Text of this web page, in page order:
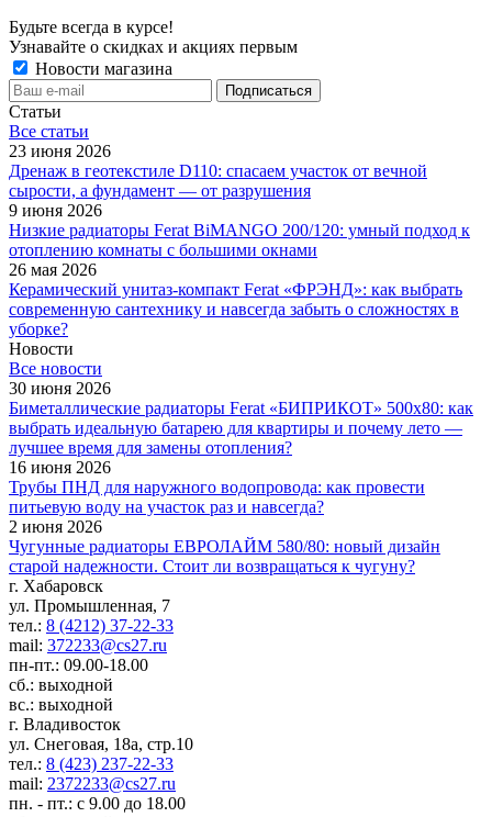
Будьте всегда в курсе!
Узнавайте о скидках и акциях первым
Новости магазина
Статьи
Все cтатьи
23 июня 2026
Дренаж в геотекстиле D110: спасаем участок от вечной
сырости, а фундамент — от разрушения
9 июня 2026
Низкие радиаторы Ferat BiMANGO 200/120: умный подход к
отоплению комнаты с большими окнами
26 мая 2026
Керамический унитаз-компакт Ferat «ФРЭНД»: как выбрать
современную сантехнику и навсегда забыть о сложностях в
уборке?
Новости
Все новости
30 июня 2026
Биметаллические радиаторы Ferat «БИПРИКОТ» 500x80: как
выбрать идеальную батарею для квартиры и почему лето —
лучшее время для замены отопления?
16 июня 2026
Трубы ПНД для наружного водопровода: как провести
питьевую воду на участок раз и навсегда?
2 июня 2026
Чугунные радиаторы ЕВРОЛАЙМ 580/80: новый дизайн
старой надежности. Стоит ли возвращаться к чугуну?
г. Хабаровск
ул. Промышленная, 7
тел.: 8 (4212) 37-22-33
mail: 372233@cs27.ru
пн-пт.: 09.00-18.00
сб.: выходной
вс.: выходной
г. Владивосток
ул. Снеговая, 18а, стр.10
тел.: 8 (423) 237-22-33
mail: 2372233@cs27.ru
пн. - пт.: с 9.00 до 18.00